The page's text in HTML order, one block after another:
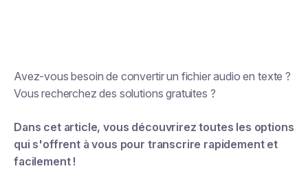
Avez-vous besoin de convertir un fichier audio en texte ?
Vous recherchez des solutions gratuites ?
Dans cet article, vous découvrirez toutes les options
qui s'offrent à vous pour transcrire rapidement et
facilement !